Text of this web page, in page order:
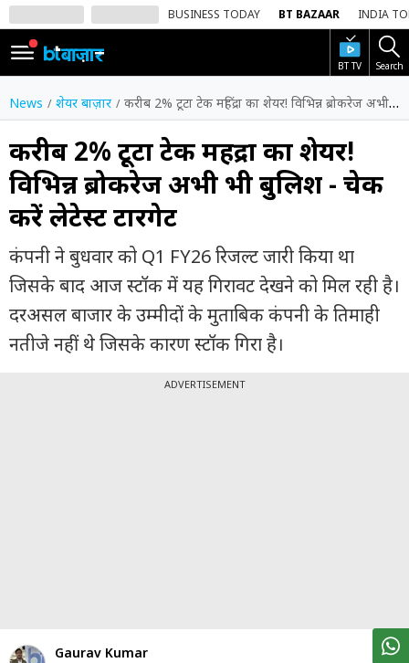
BUSINESS TODAY BT BAZAAR INDIA
BT TV Search
SIGN
IN
Dark
Mode
होम
शेयर
बाज़ार
वीडियो
ट्रेंडिंग
News शेयर बाज़ार करीब 2% टूटा टेक महिंद्रा का शेयर! विभिन्न ब्रोकरेज अभी भी बुलिश - चेक करें लेटेस्ट टारगेट
करीब 2% टूटा टेक महिंद्रा का शेयर!
विभिन्न ब्रोकरेज अभी भी बुलिश - चेक
करें लेटेस्ट टारगेट
कंपनी ने बुधवार को Q1 FY26 रिजल्ट जारी किया था
जिसके बाद आज स्टॉक में यह गिरावट देखने को मिल रही है।
दरअसल बाजार के उम्मीदों के मुताबिक कंपनी के तिमाही
नतीजे नहीं थे जिसके कारण स्टॉक गिरा है।
ADVERTISEMENT
Gaurav Kumar